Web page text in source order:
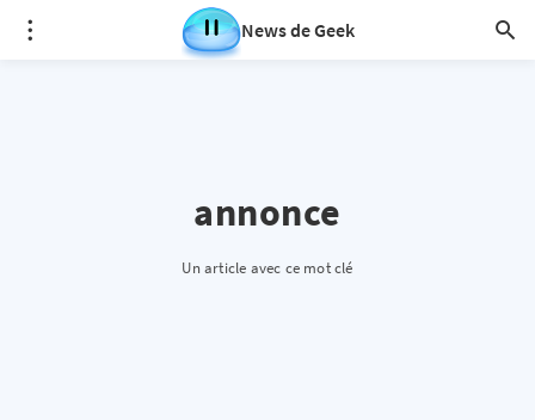
News de Geek
annonce
Un article avec ce mot clé